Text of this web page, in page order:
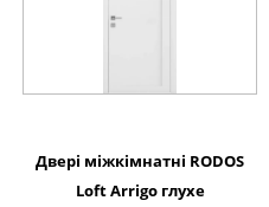
Двері міжкімнатні RODOS
Loft Arrigo глухе